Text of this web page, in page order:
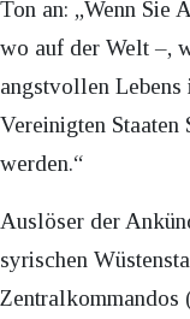
Ton an: „Wenn Sie
wo auf der Welt –,
angstvollen Lebens
Vereinigten Staaten
werden.“
Auslöser der
syrischen
Zentralkommandos